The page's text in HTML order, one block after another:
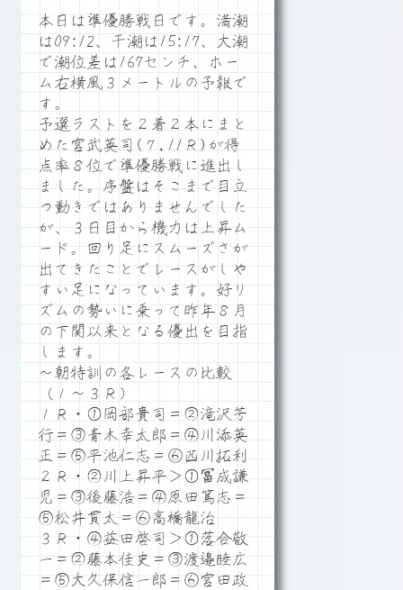
本日は準優勝戦日です。満潮
は09:12、干潮は15:17、大潮
で潮位差は167センチ、ホー
ム右横風３メートルの予報で
す。
予選ラストを２着２本にまと
めた宮武英司(７,11Ｒ)が得
点率８位で準優勝戦に進出し
ました。序盤はそこまで目立
つ動きではありませんでした
が、３日目から機力は上昇ム
ード。回り足にスムーズさが
出てきたことでレースがしや
すい足になっています。好リ
ズムの勢いに乗って昨年８月
の下関以来となる優出を目指
します。
～朝特訓の各レースの比較
（１～３Ｒ）
１Ｒ・①岡部貴司＝②滝沢芳
行＝③青木幸太郎＝④川添英
正＝⑤平池仁志＝⑥西川拓利
２Ｒ・②川上昇平＞①冨成謙
児＝③後藤浩＝④原田篤志＝
⑤松井貫太＝⑥高橋龍治
３Ｒ・④益田啓司＞①落合敬
一＝②藤本佳史＝③渡邉睦広
＝⑤大久保信一郎＝⑥宮田政